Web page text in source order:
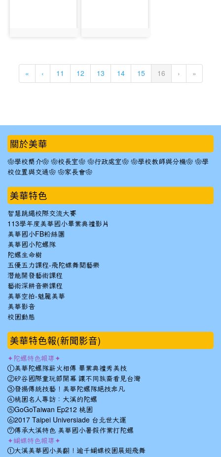
« ‹ 11 12 13 14 15 16(current)
› »
::: 關於美華
❀學校簡介❀ ❀校長室❀ ❀行政處室❀ ❀學校教師與分機❀ ❀學
校位置與交通❀ ❀家長會❀
美華特色
智慧跳繩校際交流大賽
113學年度美華國小畢業典禮影片
美華國小FB粉絲團
美華國小陀螺隊
陀螺生命樹
五優五力課程-飛陀蝶舞閱藝樂
潛能開發藝術課程
藝術深耕音樂課程
美華空拍-魅麗美華
美華影音
校園動態
美華特色報(新聞影音)
✦陀螺特色報導✦
①美華陀螺隊薪火相傳 畢業典禮秀美技
②矽谷國際童玩節開幕 讓不同族裔看見台灣
③發揚傳統技藝！美華陀螺隊絕技非凡
④桃園名人專訪：大溪的陀螺
⑤GoGoTaiwan Ep212 桃園
⑥2017 Taipei Universiade 台北世大運
⑦傳承大溪特色 美華國小暑假作業打陀螺
✦蝴蝶特色報導✦
①大溪美華國小美翻！逾千蝴蝶校園展翅飛舞